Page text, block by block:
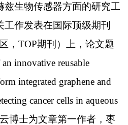
兹生物传感器方面的研究工
作发表在国际顶级期刊
，TOP期刊）上，论文题
innovative reusable
integrated graphene and
cancer cells in aqueous
博士为文章第一作者，枣